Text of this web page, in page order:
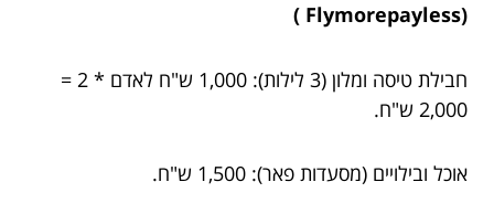
(Flymorepayless )
חבילת טיסה ומלון (3 לילות): 1,000 ש"ח לאדם * 2 =
2,000 ש"ח.
אוכל ובילויים (מסעדות פאר): 1,500 ש"ח.